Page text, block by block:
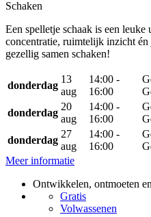
Schaken
Een spelletje schaak is een
concentratie, ruimtelijk inzicht
gezellig samen schaken!
donderdag
13
aug
14:00 -
16:00
donderdag
20
aug
14:00 -
16:00
donderdag
27
aug
14:00 -
16:00
Meer informatie
Ontwikkelen, ontmoeten
Gratis
Volwassenen